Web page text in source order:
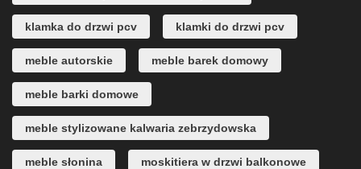
klamka do drzwi pcv klamki do drzwi pcv
meble autorskie meble barek domowy
meble barki domowe
meble stylizowane kalwaria zebrzydowska
meble słonina moskitiera w drzwi balkonowe